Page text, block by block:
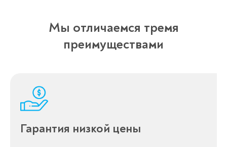
Мы отличаемся тремя
преимуществами
Гарантия низкой цены